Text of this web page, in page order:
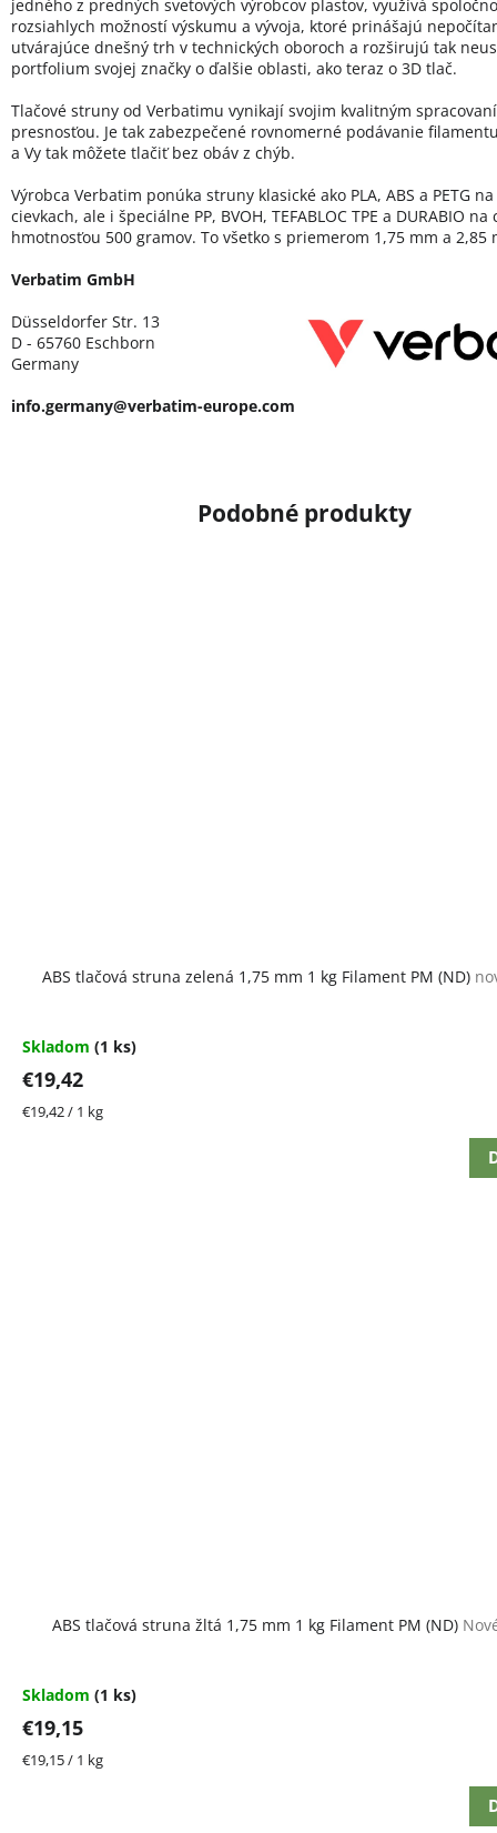
ABS tlačová struna zelená 1,75 mm 1 kg Filament PM (ND)
Skladom (1 ks)
€19,42
Jednotková
€19,42 / 1 kg
ABS tlačová struna žltá 1,75 mm 1 kg Filament PM (ND)
Skladom (1 ks)
€19,15
Jednotková
€19,15 / 1 kg
jedného z predných svetových výrobcov plastov, využívá
rozsiahlych možností výskumu a vývoja, ktoré prinášajú
utvárajúce dnešný trh v technických oboroch a rozširujú tak
portfolium svojej značky o ďalšie oblasti, ako teraz o 3D tlač.
Tlačové struny od Verbatimu vynikají svojim kvalitným
presnosťou. Je tak zabezpečené rovnomerné podávanie
a Vy tak môžete tlačiť bez obáv z chýb.
Výrobca Verbatim ponúka struny klasické ako PLA, ABS a PETG
cievkach, ale i špeciálne PP, BVOH, TEFABLOC TPE a DURABIO na
hmotnosťou 500 gramov. To všetko s priemerom 1,75 mm a 2,85
Verbatim GmbH
Düsseldorfer Str. 13
D - 65760 Eschborn
Germany
info.germany@verbatim-europe.com